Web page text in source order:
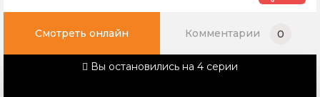
Смотреть онлайн Комментарии 0
Вы остановились на 4 серии